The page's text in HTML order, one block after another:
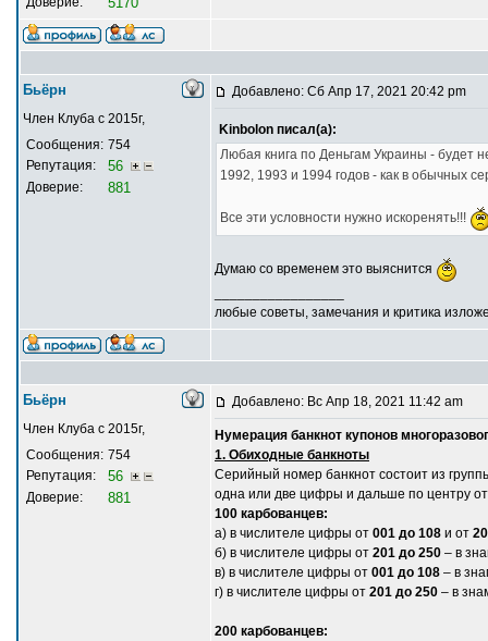
Бьёрн
Член Клуба с 2015г,
Сообщения: 754
Репутация:
56
Доверие: 881
Добавлено: Сб Апр 17, 2021 20:42 pm
Kinbolon писал(а):
Любая книга по Деньгам Украины - будет
1992, 1993 и 1994 годов - как в обычных
Все эти условности нужно искоренять!!!
Думаю со временем это выяснится
любые советы, замечания и критика
Бьёрн
Член Клуба с 2015г,
Сообщения: 754
Репутация:
56
Доверие: 881
Добавлено: Вс Апр 18, 2021 11:42 am
Нумерация банкнот купонов
1. Обиходные банкноты
Серийный номер банкнот состоит из
одна или две цифры и дальше по центру
100 карбованцев:
а) в числителе цифры от 001 до 108 и от
б) в числителе цифры от 201 до 250 – в
в) в числителе цифры от 001 до 108 – в
г) в числителе цифры от 201 до 250 – в
200 карбованцев: